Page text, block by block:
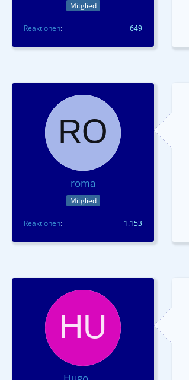
Mitglied
Reaktionen 649
roma
Mitglied
Reaktionen 1.153